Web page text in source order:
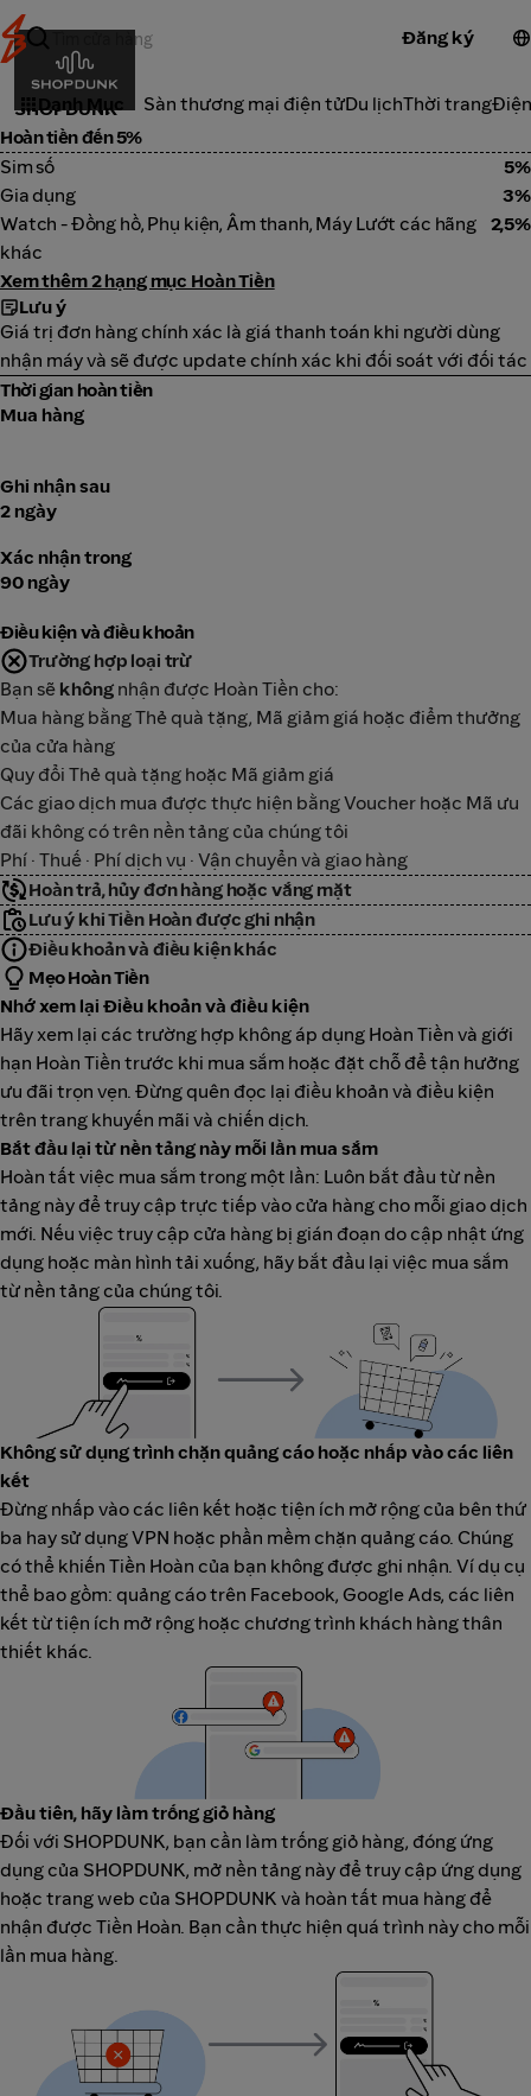
Đăng ký
Danh Mục Sàn thương mại điện tửDu lịchThời trang
Điện tử
SHOPDUNK
Hoàn tiền đến 5%
Sim số
5%
Gia dụng
3%
Watch - Đồng hồ, Phụ kiện, Âm thanh, Máy Lướt các hãng
khác
2,5%
Xem thêm 2 hạng mục Hoàn Tiền
Lưu ý
Giá trị đơn hàng chính xác là giá thanh toán khi người dùng
nhận máy và sẽ được update chính xác khi đối soát với đối tác
Thời gian hoàn tiền
Mua hàng
Ghi nhận sau
2 ngày
Xác nhận trong
90 ngày
Điều kiện và điều khoản
Trường hợp loại trừ
Bạn sẽ không nhận được Hoàn Tiền cho:
Mua hàng bằng Thẻ quà tặng, Mã giảm giá hoặc điểm thưởng
của cửa hàng
Quy đổi Thẻ quà tặng hoặc Mã giảm giá
Các giao dịch mua được thực hiện bằng Voucher hoặc Mã ưu
đãi không có trên nền tảng của chúng tôi
Phí · Thuế · Phí dịch vụ · Vận chuyển và giao hàng
Hoàn trả, hủy đơn hàng hoặc vắng mặt
Lưu ý khi Tiền Hoàn được ghi nhận
Điều khoản và điều kiện khác
Mẹo Hoàn Tiền
Nhớ xem lại Điều khoản và điều kiện
Hãy xem lại các trường hợp không áp dụng Hoàn Tiền và giới
hạn Hoàn Tiền trước khi mua sắm hoặc đặt chỗ để tận hưởng
ưu đãi trọn vẹn. Đừng quên đọc lại điều khoản và điều kiện
trên trang khuyến mãi và chiến dịch.
Bắt đầu lại từ nền tảng này mỗi lần mua sắm
Hoàn tất việc mua sắm trong một lần: Luôn bắt đầu từ nền
tảng này để truy cập trực tiếp vào cửa hàng cho mỗi giao dịch
mới. Nếu việc truy cập cửa hàng bị gián đoạn do cập nhật ứng
dụng hoặc màn hình tải xuống, hãy bắt đầu lại việc mua sắm
từ nền tảng của chúng tôi.
Không sử dụng trình chặn quảng cáo hoặc nhấp vào các liên
kết
Đừng nhấp vào các liên kết hoặc tiện ích mở rộng của bên thứ
ba hay sử dụng VPN hoặc phần mềm chặn quảng cáo. Chúng
có thể khiến Tiền Hoàn của bạn không được ghi nhận. Ví dụ cụ
thể bao gồm: quảng cáo trên Facebook, Google Ads, các liên
kết từ tiện ích mở rộng hoặc chương trình khách hàng thân
thiết khác.
Đầu tiên, hãy làm trống giỏ hàng
Đối với SHOPDUNK, bạn cần làm trống giỏ hàng, đóng ứng
dụng của SHOPDUNK, mở nền tảng này để truy cập ứng dụng
hoặc trang web của SHOPDUNK và hoàn tất mua hàng để
nhận được Tiền Hoàn. Bạn cần thực hiện quá trình này cho mỗi
lần mua hàng.